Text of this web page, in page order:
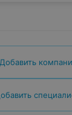
Добавить